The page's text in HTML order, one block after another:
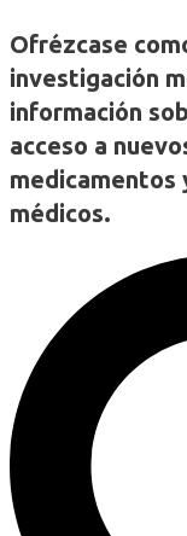
Ofrézcase
investigación
información
acceso a
medicamentos
médicos.